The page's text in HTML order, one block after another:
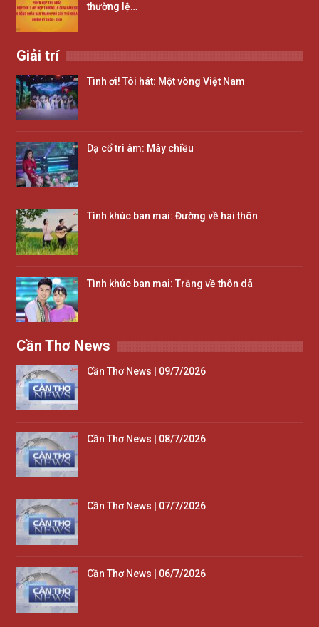
thường lệ…
Giải trí
Tình ơi! Tôi hát: Một vòng Việt Nam
Dạ cổ tri âm: Mây chiều
Tình khúc ban mai: Đường về hai thôn
Tình khúc ban mai: Trăng về thôn dã
Cần Thơ News
Cần Thơ News | 09/7/2026
Cần Thơ News | 08/7/2026
Cần Thơ News | 07/7/2026
Cần Thơ News | 06/7/2026